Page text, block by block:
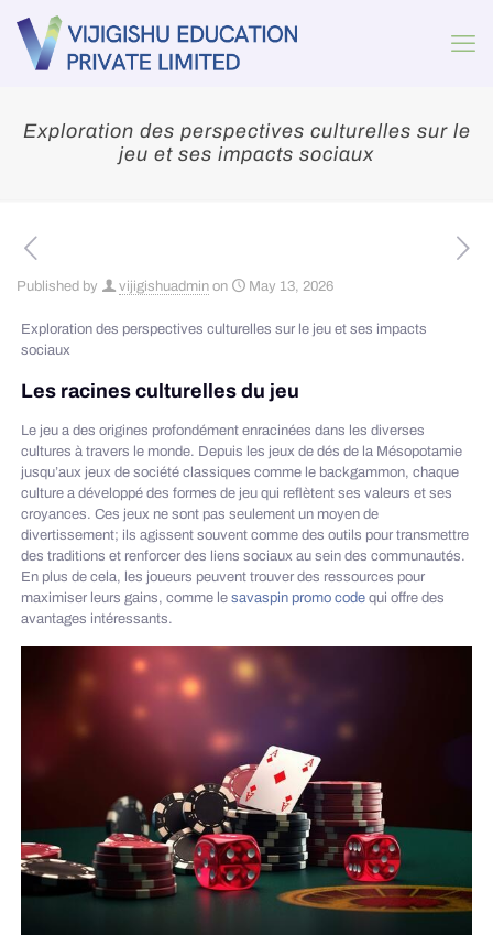
Exploration des perspectives culturelles sur le
jeu et ses impacts sociaux
Published by vijigishuadmin on May 13, 2026
Exploration des perspectives culturelles sur le jeu et ses impacts
sociaux
Les racines culturelles du jeu
Le jeu a des origines profondément enracinées dans les diverses
cultures à travers le monde. Depuis les jeux de dés de la Mésopotamie
jusqu’aux jeux de société classiques comme le backgammon, chaque
culture a développé des formes de jeu qui reflètent ses valeurs et ses
croyances. Ces jeux ne sont pas seulement un moyen de
divertissement; ils agissent souvent comme des outils pour transmettre
des traditions et renforcer des liens sociaux au sein des communautés.
En plus de cela, les joueurs peuvent trouver des ressources pour
maximiser leurs gains, comme lesavaspin promo code qui offre des
avantages intéressants.